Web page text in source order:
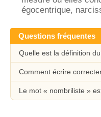
égocentrique,
Questions fréquentes
Quelle est la définition
Comment écrire
Le mot « nombriliste »